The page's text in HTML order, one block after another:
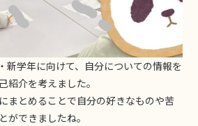
新学年に向けて、自分についての情報を
紹介を考えました。
まとめることで自分の好きなものや苦
ができましたね。